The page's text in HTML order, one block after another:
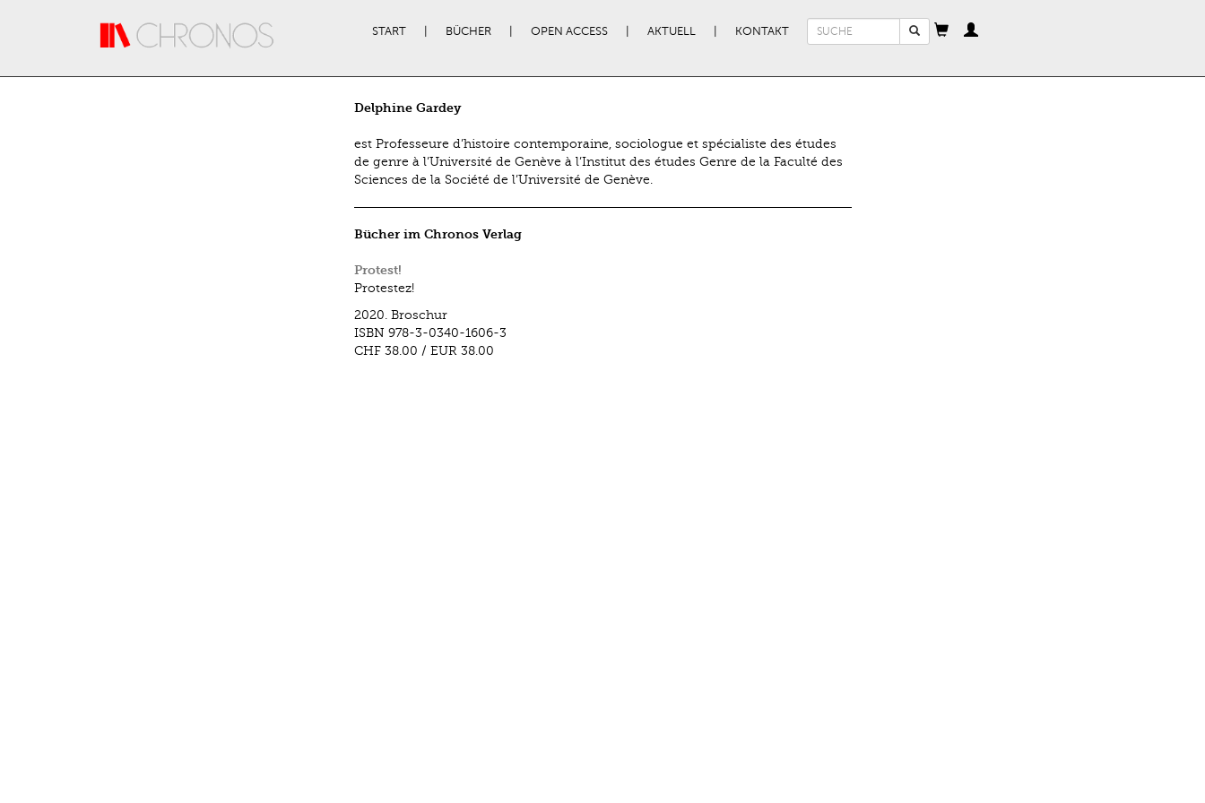
START BÜCHER OPEN ACCESS AKTUELL KONTAKT
Suchformular
Delphine Gardey
est Professeure d’histoire contemporaine, sociologue et spécialiste des études
de genre à l’Université de Genève à l’Institut des études Genre de la Faculté des
Sciences de la ­Société de l’Université de Genève.
Bücher im Chronos Verlag
Protest!
Protestez!
2020. Broschur
ISBN 978-3-0340-1606-3
CHF 38.00 / EUR 38.00